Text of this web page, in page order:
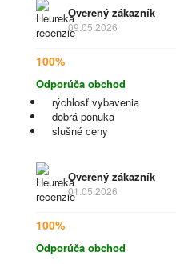
Overený zákazník
09.05.2026
100%
Odporúča obchod
rýchlosť vybavenia
dobrá ponuka
slušné ceny
Overený zákazník
01.05.2026
100%
Odporúča obchod